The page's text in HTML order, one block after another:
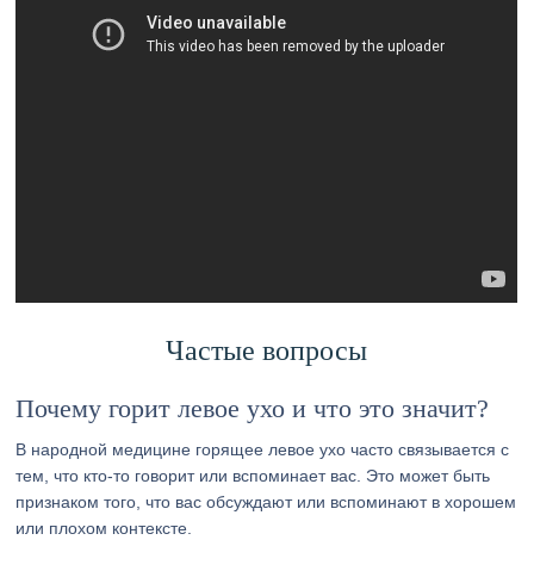
Частые вопросы
Почему горит левое ухо и что это значит?
В народной медицине горящее левое ухо часто связывается с
тем, что кто-то говорит или вспоминает вас. Это может быть
признаком того, что вас обсуждают или вспоминают в хорошем
или плохом контексте.